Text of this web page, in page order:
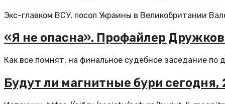
Экс-главком ВСУ, посол Украины в Великобритании
«Я не опасна». Профайлер
Как все помнят, на финальное судебное заседание
Будут ли магнитные бури сегодня,